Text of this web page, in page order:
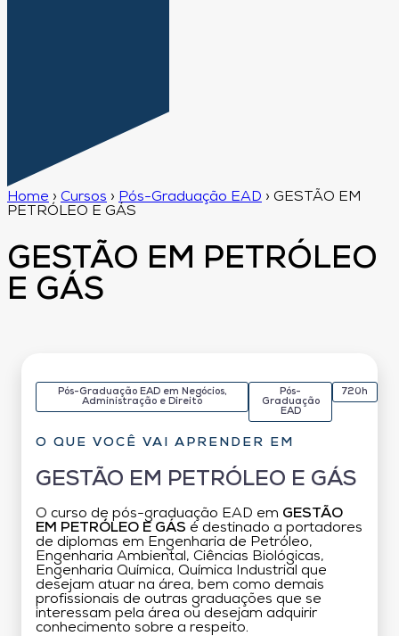
Home › Cursos › Pós-Graduação EAD › GESTÃO EM
PETRÓLEO E GÁS
GESTÃO EM PETRÓLEO
E GÁS
Pós-Graduação EAD em Negócios,
Administração e Direito
Pós-
Graduação
EAD
720h
O QUE VOCÊ VAI APRENDER EM
GESTÃO EM PETRÓLEO E GÁS
O curso de pós-graduação EAD em GESTÃO
EM PETRÓLEO E GÁS é destinado a portadores
de diplomas em Engenharia de Petróleo,
Engenharia Ambiental, Ciências Biológicas,
Engenharia Química, Química Industrial que
desejam atuar na área, bem como demais
profissionais de outras graduações que se
interessam pela área ou desejam adquirir
conhecimento sobre a respeito.